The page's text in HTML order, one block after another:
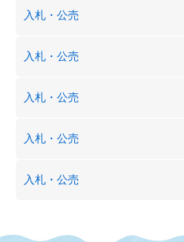
入札・公売
入札・公売
入札・公売
入札・公売
入札・公売